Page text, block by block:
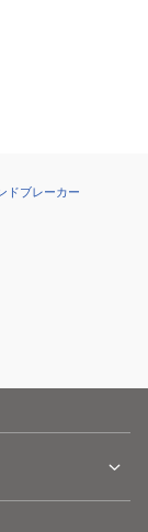
ドブレーカー